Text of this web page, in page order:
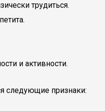
трудиться.
и активности.
следующие признаки: